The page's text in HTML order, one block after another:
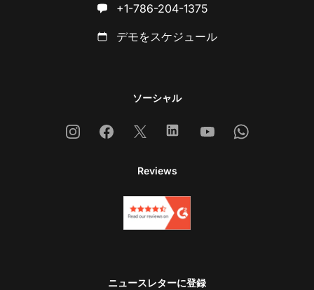
+1-786-204-1375
デモをスケジュール
ソーシャル
InstagramFacebook
X LinkedinYoutubeWhatsapp
Reviews
ニュースレターに登録